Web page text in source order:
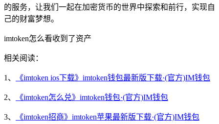
的服务，让我们一起在加密货币的世界中探索和前行，实现自
己的财富梦想。
imtoken怎么看收到了资产
相关阅读：
1、 《imtoken ios下载》imtoken钱包最新版下载·(官方)IM钱包
2、 《imtoken怎么兑》imtoken钱包·(官方)IM钱包
3、 《imtoken招商》imtoken苹果最新版下载·(官方)IM钱包